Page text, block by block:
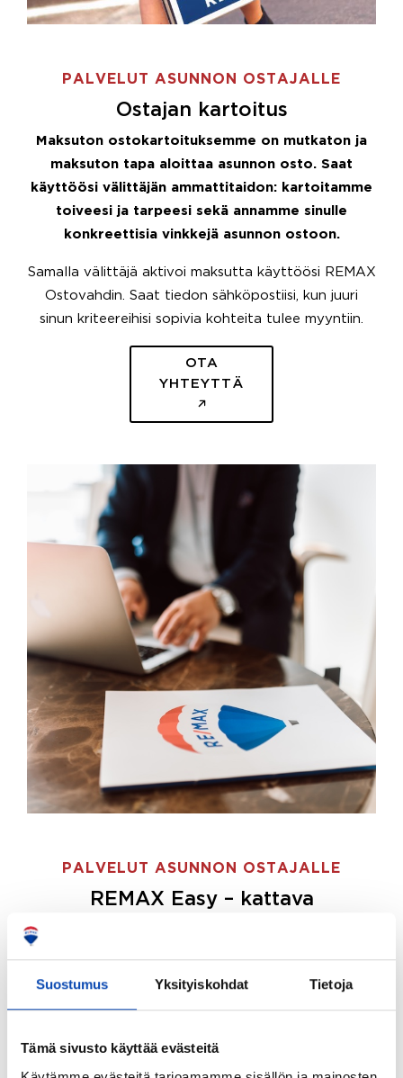
Suostumus Yksityiskohdat Tietoja
Tämä sivusto käyttää evästeitä
PALVELUT ASUNNON OSTAJALLE
Ostajan kartoitus
Maksuton ostokartoituksemme on mutkaton ja
maksuton tapa aloittaa asunnon osto. Saat
käyttöösi välittäjän ammattitaidon: kartoitamme
toiveesi ja tarpeesi sekä annamme sinulle
konkreettisia vinkkejä asunnon ostoon.
Samalla välittäjä aktivoi maksutta käyttöösi REMAX
Ostovahdin. Saat tiedon sähköpostiisi, kun juuri
sinun kriteereihisi sopivia kohteita tulee myyntiin.
OTA
YHTEYTTÄ
PALVELUT ASUNNON OSTAJALLE
REMAX Easy – kattava
ostajille.
Tee ostotoimeksianto ja etsimme juuri